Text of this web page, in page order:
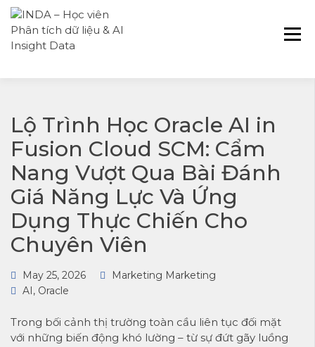
liệu & AI chuyên sâu cho ngành ngân
hàng – bảo hiểm – chứng khoán và
Lộ Trình Học Oracle AI in
Fusion Cloud SCM: Cẩm
Nang Vượt Qua Bài Đánh
Giá Năng Lực Và Ứng
Dụng Thực Chiến Cho
Chuyên Viên
May 25, 2026
Marketing Marketing
AI, Oracle
Trong bối cảnh thị trường toàn cầu liên tục đối mặt
với những biến động khó lường – từ sự đứt gãy luồng